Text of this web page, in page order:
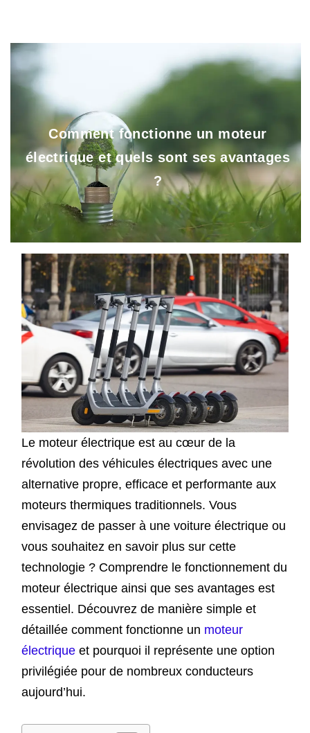
Comment fonctionne un moteur
électrique et quels sont ses avantages
?
Le moteur électrique est au cœur de la
révolution des véhicules électriques avec une
alternative propre, efficace et performante aux
moteurs thermiques traditionnels. Vous
envisagez de passer à une voiture électrique ou
vous souhaitez en savoir plus sur cette
technologie ? Comprendre le fonctionnement du
moteur électrique ainsi que ses avantages est
essentiel. Découvrez de manière simple et
détaillée comment fonctionne un moteur
électriqueet pourquoi il représente une option
privilégiée pour de nombreux conducteurs
aujourd’hui.